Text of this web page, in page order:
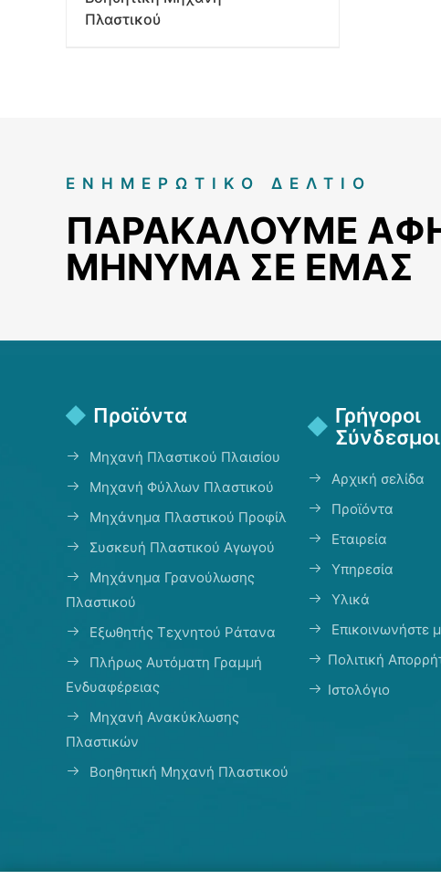
Πλαστικού
ΕΝΗΜΕΡΩΤΙΚΌ ΔΕΛΤΊΟ
ΠΑΡΑΚΑΛΟΎΜΕ
ΜΉΝΥΜΑ ΣΕ ΕΜΆΣ
Προϊόντα
Μηχανή Πλαστικού Πλαισίου
Μηχανή Φύλλων Πλαστικού
Μηχάνημα Πλαστικού Προφίλ
Συσκευή Πλαστικού Αγωγού
Μηχάνημα Γρανούλωσης
Πλαστικού
Εξωθητής Τεχνητού Ράτανα
Πλήρως Αυτόματη Γραμμή
Ενδυαφέρειας
Μηχανή Ανακύκλωσης
Πλαστικών
Βοηθητική Μηχανή Πλαστικού
Γρήγοροι
Σύνδεσμοι
Αρχική σελίδα
Προϊόντα
Εταιρεία
Υπηρεσία
Υλικά
Επικοινωνήστε
Πολιτική
Ιστολόγιο